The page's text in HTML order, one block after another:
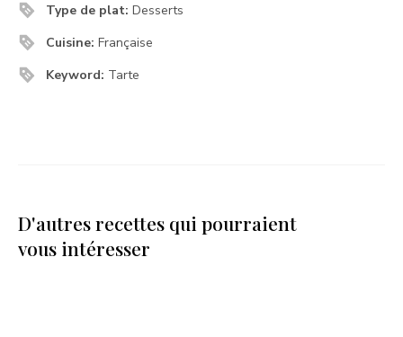
Type de plat:Desserts
Cuisine:Française
Keyword: Tarte
D'autres recettes qui pourraient
vous intéresser